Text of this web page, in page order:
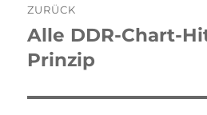
ZURÜCK
Vorheriger
Beitrag:
Alle DDR-Chart-
Prinzip